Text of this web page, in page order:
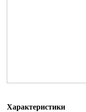
Характеристики